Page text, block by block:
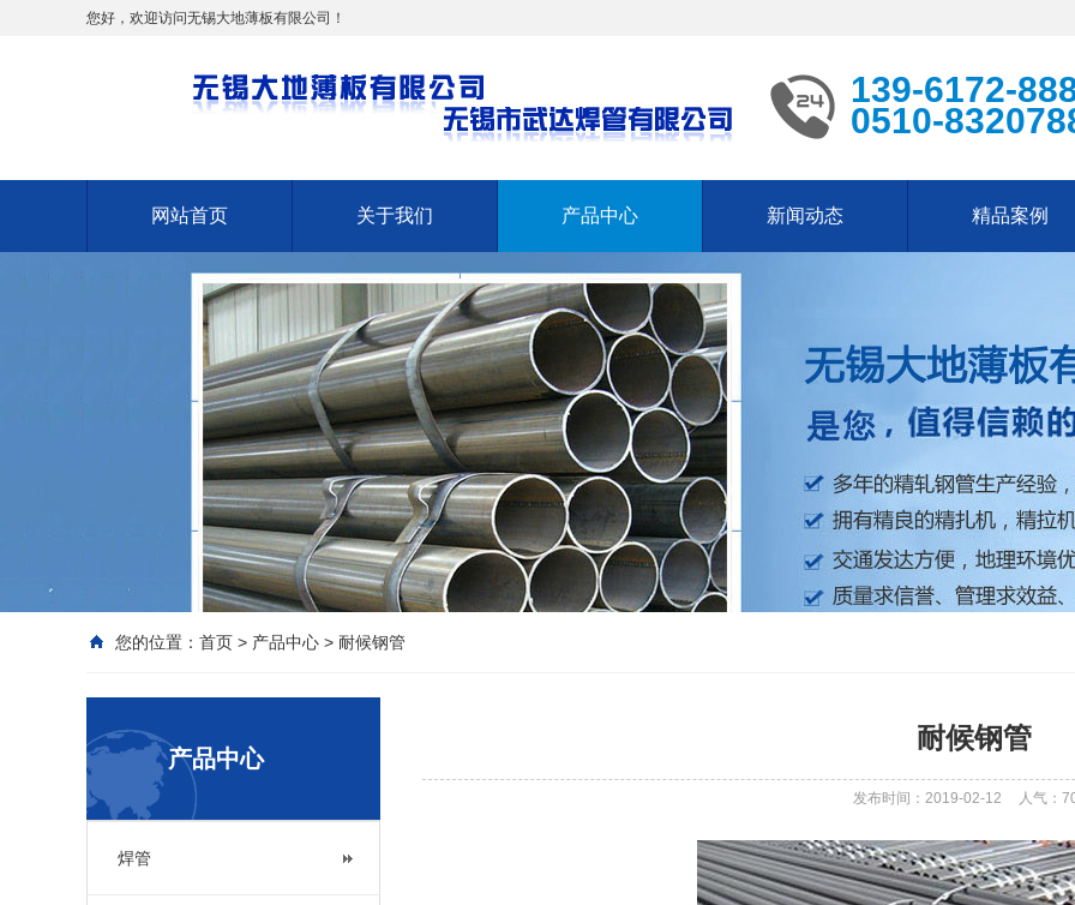
您好，欢迎访问无锡大地薄板有限公司！
139-6172-
0510-
网站首页 关于我们 产品中心 新闻动态 精品案例
您的位置： 首页 > 产品中心 > 耐候钢管
产品中心
焊管
耐候钢管
发布时间：2019-02-12 人气：